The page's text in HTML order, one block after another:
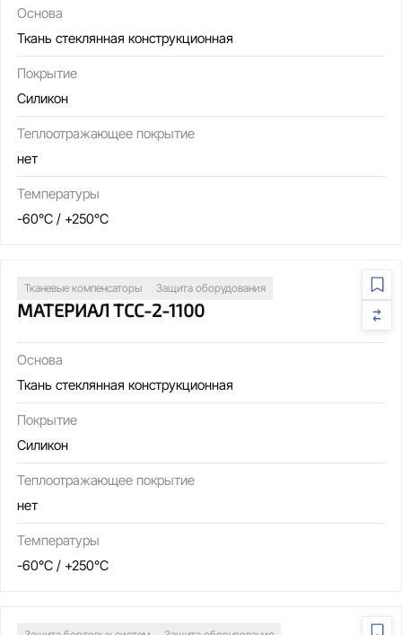
Основа
Ткань стеклянная конструкционная
Покрытие
Силикон
Теплоотражающее покрытие
нет
Температуры
-60°C / +250°C
Тканевые компенсаторы Защита оборудования
МАТЕРИАЛ ТСС-2-1100
Основа
Ткань стеклянная конструкционная
Покрытие
Силикон
Теплоотражающее покрытие
нет
Температуры
-60°C / +250°C